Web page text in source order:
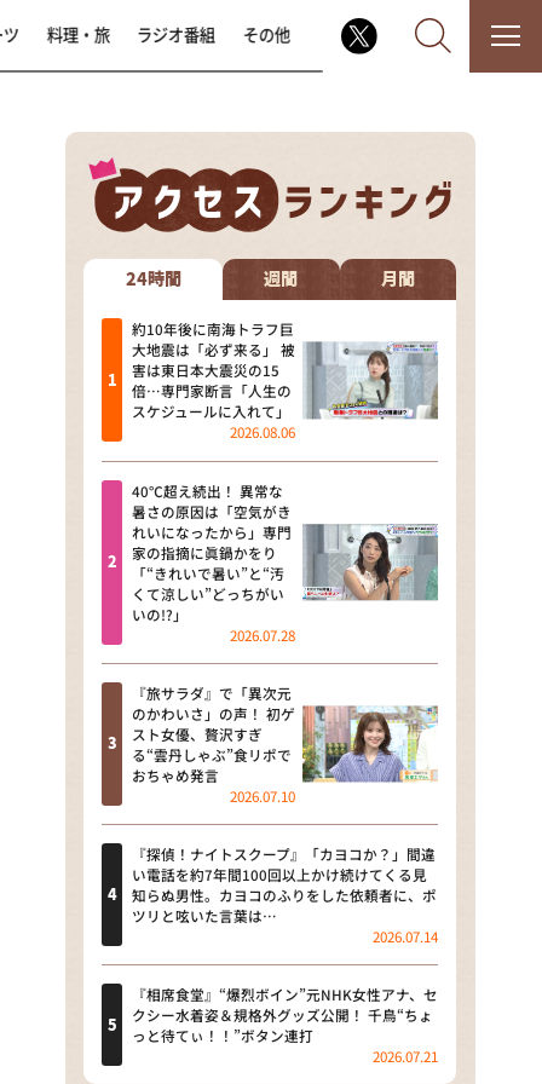
なるみ・岡村の過ぎるTV
相席食堂
これ余談なんですけど・・・
～人生密着トークバラエティ！
～ やすとものいたって真剣です
探偵！ナイトスクープ
news おかえり
河合＆A.B.C-Z塚田×福井アナ
「なんでやねん！？」（news お
かえり）
DAIGOも台所 ～きょうの献立 何
にする？～
本日はダイアンなり！シーズン２
朝だ！生です旅サラダ
教えて！ニュースライブ 正義の
ミカタ
ＬＩＦＥ～夢のカタチ～
新婚さんいらっしゃい！
ポツンと一軒家
ザキ山小屋本館
料理・旅 ラジオ番組 その他
24時間 週間 月間
約10年後に南海トラフ巨
大地震は「必ず来る」 被
害は東日本大震災の15
倍…専門家断言「人生の
スケジュールに入れて」
2026.08.06
40℃超え続出！ 異常な
暑さの原因は「空気がき
れいになったから」専門
家の指摘に眞鍋かをり
「“きれいで暑い”と“汚
くて涼しい”どっちがい
いの!?」
2026.07.28
『旅サラダ』で「異次元
のかわいさ」の声！ 初ゲ
スト女優、贅沢すぎ
る“雲丹しゃぶ”食リポで
おちゃめ発言
2026.07.10
『探偵！ナイトスクープ』「カヨコか？」間違
い電話を約7年間100回以上かけ続けてくる見
知らぬ男性。カヨコのふりをした依頼者に、ポ
ツリと呟いた言葉は…
2026.07.14
『相席食堂』“爆烈ボイン”元NHK女性アナ、セ
クシー水着姿＆規格外グッズ公開！ 千鳥“ちょ
っと待てぃ！！”ボタン連打
2026.07.21